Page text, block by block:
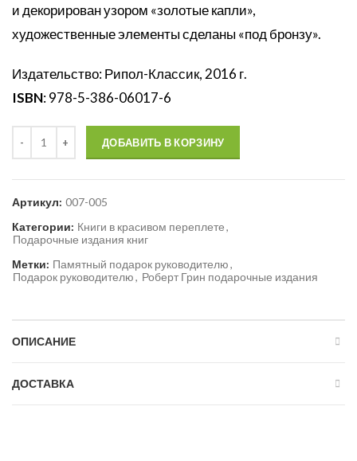
и декорирован узором «золотые капли»,
художественные элементы сделаны «под бронзу».
Издательство: Рипол-Классик, 2016 г.
ISBN: 978-5-386-06017-6
ДОБАВИТЬ В КОРЗИНУ
Артикул: 007-005
Категории: Книги в красивом переплете,
Подарочные издания книг
Метки: Памятный подарок руководителю,
Подарок руководителю, Роберт Грин подарочные издания
ОПИСАНИЕ
ДОСТАВКА